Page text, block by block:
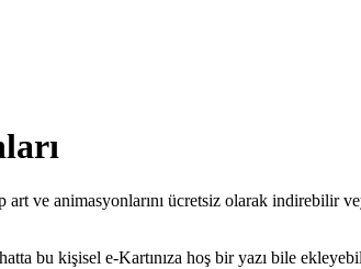
ve animasyonlarını ücretsiz olarak indirebilir
bu kişisel e-Kartınıza hoş bir yazı bile